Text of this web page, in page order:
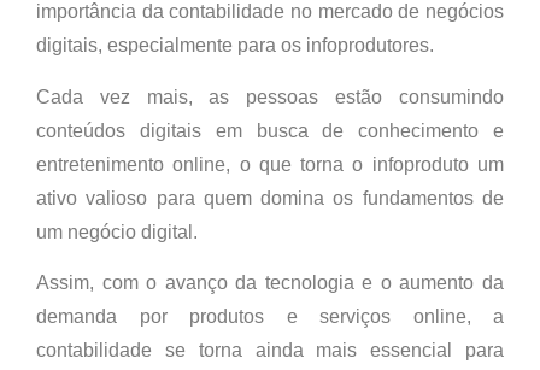
importância da contabilidade no mercado de negócios
digitais, especialmente para os infoprodutores.
Cada vez mais, as pessoas estão consumindo
conteúdos digitais em busca de conhecimento e
entretenimento online, o que torna o infoproduto um
ativo valioso para quem domina os fundamentos de
um negócio digital.
Assim, com o avanço da tecnologia e o aumento da
demanda por produtos e serviços online, a
contabilidade se torna ainda mais essencial para